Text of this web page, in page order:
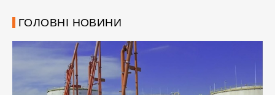
ГОЛОВНІ НОВИНИ